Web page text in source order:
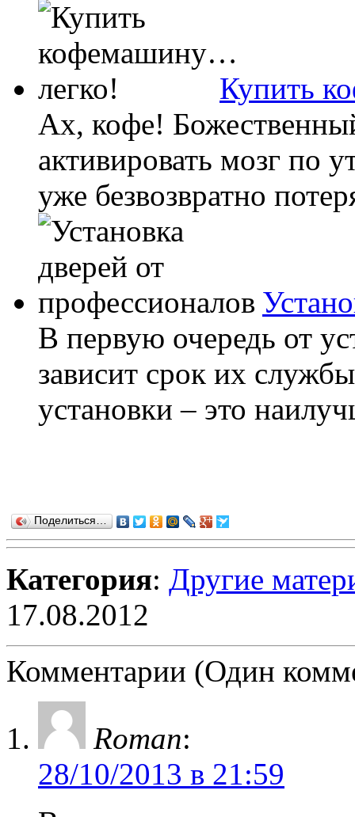
Купить
Ах, кофе!
активировать мозг по
уже безвозвратно
В первую очередь от
зависит срок их
установки – это
Поделиться…
Категория: Другие
17.08.2012
Комментарии (Один
Roman:
28/10/2013 в 21:59